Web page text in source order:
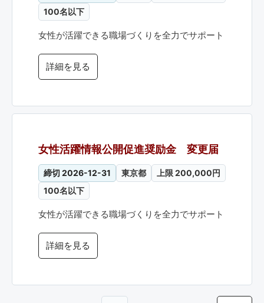
100名以下
女性が活躍できる職場づくりを全力でサポート
詳細を見る
女性活躍情報公開促進奨励金 変更届
締切 2026-12-31 東京都
上限 200,000円
100名以下
女性が活躍できる職場づくりを全力でサポート
詳細を見る